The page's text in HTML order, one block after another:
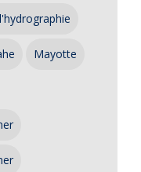
Mayotte